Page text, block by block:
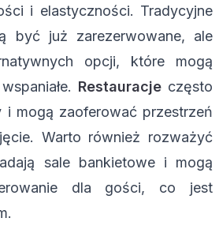
i elastyczności. Tradycyjne
być już zarezerwowane, ale
opcji, które mogą
Restauracje często
i mogą zaoferować przestrzeń
Warto również rozważyć
sale bankietowe i mogą
dla gości, co jest